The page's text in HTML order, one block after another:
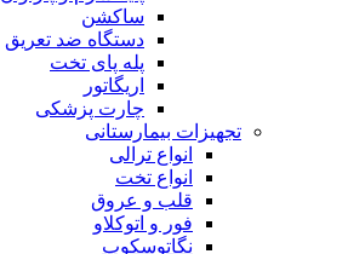
ساکشن
دستگاه ضد تعریق
پله پای تخت
اریگاتور
چارت پزشکی
تجهیزات بیمارستانی
انواع ترالی
انواع تخت
قلب و عروق
فور و اتوکلاو
نگاتوسکوپ